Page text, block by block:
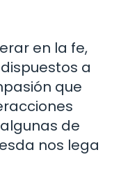
en la fe,
a
que
de
nos lega